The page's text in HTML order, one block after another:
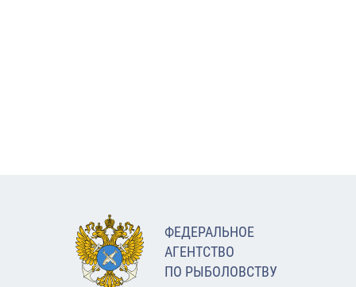
ФЕДЕРАЛЬНОЕ
АГЕНТСТВО
ПО РЫБОЛОВСТВУ